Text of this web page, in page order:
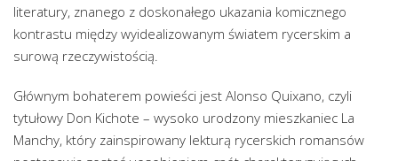
literatury, znanego z doskonałego ukazania komicznego
kontrastu między wyidealizowanym światem rycerskim a
surową rzeczywistością.
Głównym bohaterem powieści jest Alonso Quixano, czyli
tytułowy Don Kichote – wysoko urodzony mieszkaniec La
Manchy, który zainspirowany lekturą rycerskich romansów